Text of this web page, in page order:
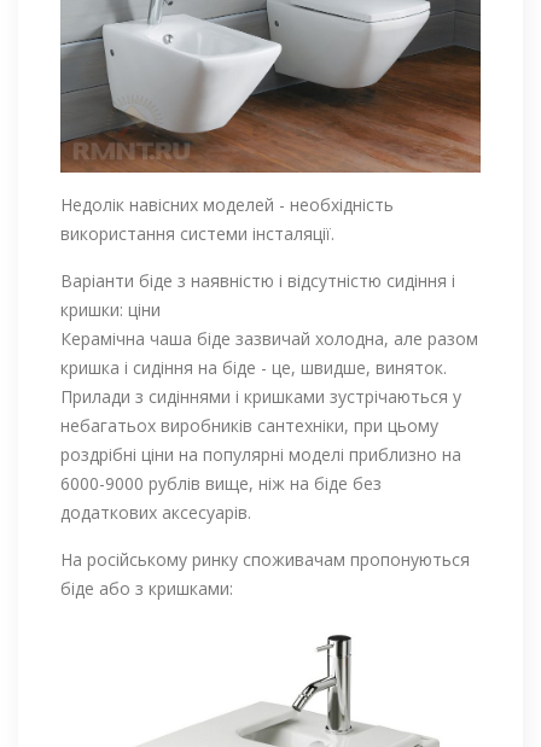
Недолік навісних моделей - необхідність
використання системи інсталяції.
Варіанти біде з наявністю і відсутністю сидіння і
кришки: ціни
Керамічна чаша біде зазвичай холодна, але разом
кришка і сидіння на біде - це, швидше, виняток.
Прилади з сидіннями і кришками зустрічаються у
небагатьох виробників сантехніки, при цьому
роздрібні ціни на популярні моделі приблизно на
6000-9000 рублів вище, ніж на біде без
додаткових аксесуарів.
На російському ринку споживачам пропонуються
біде або з кришками: